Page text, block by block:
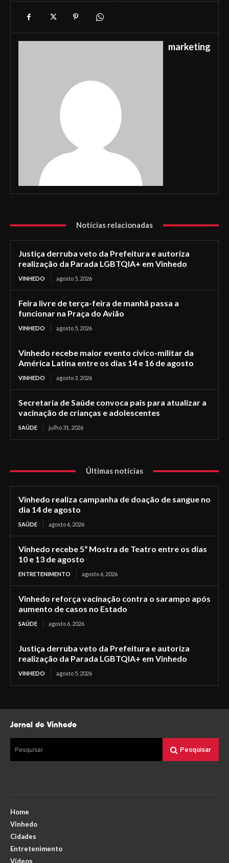
marketing
Notícias relacionadas
Justiça derruba veto da Prefeitura e autoriza
realização da Parada LGBTQIA+ em Vinhedo
VINHEDO agosto 5, 2026
Feira livre de terça-feira de manhã passa a
funcionar na Praça do Avião
VINHEDO agosto 5, 2026
Vinhedo recebe maior evento cívico-militar da
América Latina entre os dias 14 e 16 de agosto
VINHEDO agosto 3, 2026
Secretaria de Saúde convoca pais para atualizar a
vacinação de crianças e adolescentes
SAÚDE julho 31, 2026
Últimas notícias
Vinhedo realiza campanha de doação de sangue no
dia 14 de agosto
SAÚDE agosto 6, 2026
Vinhedo recebe 5ª Mostra de Teatro entre os dias
10 e 13 de agosto
ENTRETENIMENTO agosto 6, 2026
Vinhedo reforça vacinação contra o sarampo após
aumento de casos no Estado
SAÚDE agosto 6, 2026
Justiça derruba veto da Prefeitura e autoriza
realização da Parada LGBTQIA+ em Vinhedo
VINHEDO agosto 5, 2026
Jornal de Vinhedo
Pesquisar Pesquisar
Home
Vinhedo
Cidades
Entretenimento
Vídeos